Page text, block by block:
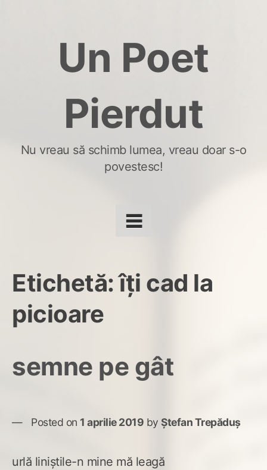
Un Poet
Pierdut
Nu vreau să schimb lumea, vreau doar s-o
povestesc!
Etichetă:îți cad la
picioare
semne pe gât
Posted on 1 aprilie 2019 by Ștefan Trepăduș
urlă liniștile-n mine mă leagă